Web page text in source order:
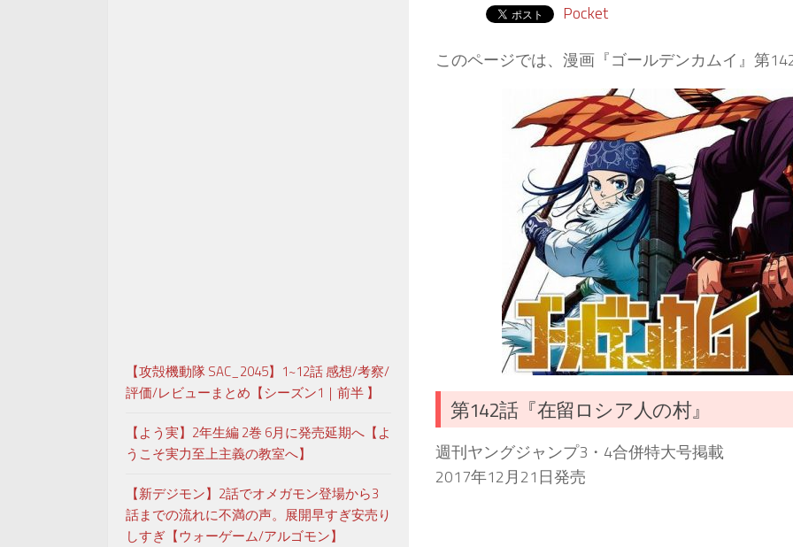
Pocket
このページでは、漫画『ゴールデンカムイ』第
第142話『在留ロシア人の村』
週刊ヤングジャンプ3・4合併特大号掲載
2017年12月21日発売
【攻殻機動隊 SAC_2045】1~12話 感想/考察/
評価/レビューまとめ【シーズン1｜前半 】
【よう実】2年生編 2巻 6月に発売延期へ【よ
うこそ実力至上主義の教室へ】
【新デジモン】2話でオメガモン登場から3
話までの流れに不満の声。展開早すぎ安売り
しすぎ【ウォーゲーム/アルゴモン】